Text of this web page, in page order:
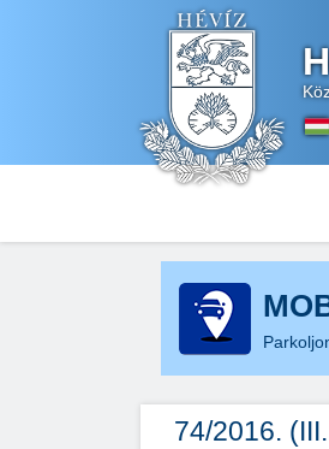
74/2016.